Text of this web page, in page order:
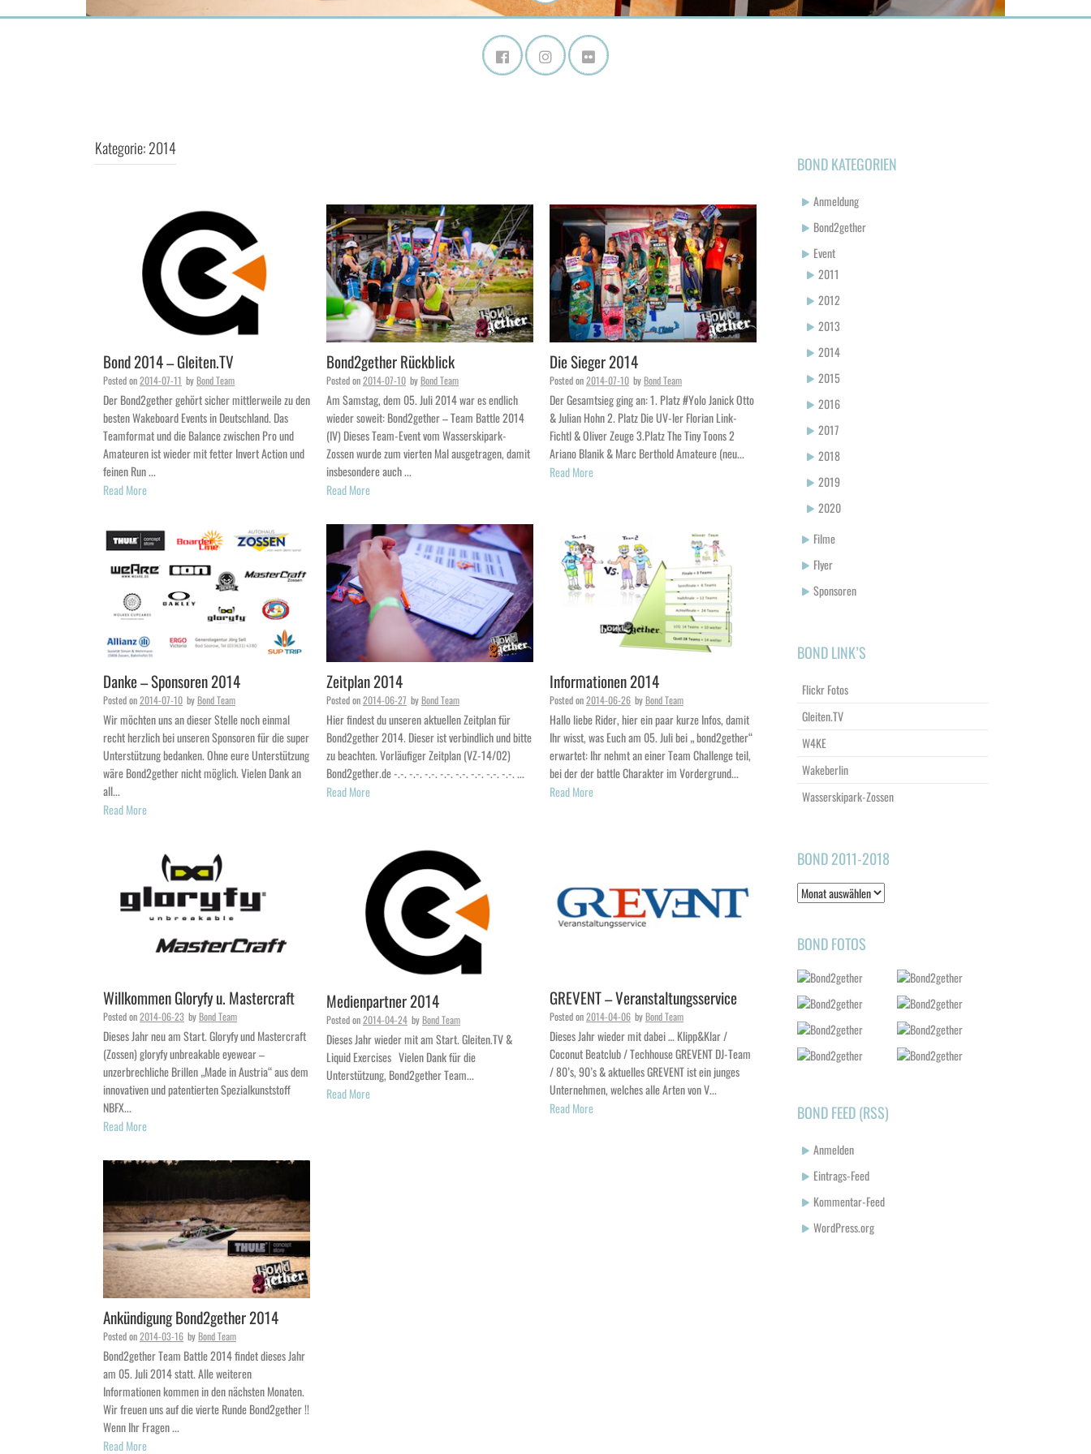
Kategorie:2014
Bond 2014 – Gleiten.TV
Posted on2014-07-11 byBond Team
Der Bond2gether gehört sicher mittlerweile zu den
besten Wakeboard Events in Deutschland. Das
Teamformat und die Balance zwischen Pro und
Amateuren ist wieder mit fetter Invert Action und
feinen Run ...
Read More
Bond2gether Rückblick
Posted on2014-07-10 byBond Team
Am Samstag, dem 05. Juli 2014 war es endlich
wieder soweit: Bond2gether – Team Battle 2014
(IV) Dieses Team-Event vom Wasserskipark-
Zossen wurde zum vierten Mal ausgetragen, damit
insbesondere auch ...
Read More
Die Sieger 2014
Posted on2014-07-10 byBond Team
Der Gesamtsieg ging an: 1. Platz #Yolo Janick Otto
& Julian Hohn 2. Platz Die UV-ler Florian Link-
Fichtl & Oliver Zeuge 3.Platz The Tiny Toons 2
Ariano Blanik & Marc Berthold Amateure (neu...
Read More
Danke – Sponsoren 2014
Posted on2014-07-10 byBond Team
Wir möchten uns an dieser Stelle noch einmal
recht herzlich bei unseren Sponsoren für die super
Unterstützung bedanken. Ohne eure Unterstützung
wäre Bond2gether nicht möglich. Vielen Dank an
all...
Read More
Zeitplan 2014
Posted on2014-06-27 byBond Team
Hier findest du unseren aktuellen Zeitplan für
Bond2gether 2014. Dieser ist verbindlich und bitte
zu beachten. Vorläufiger Zeitplan (VZ-14/02)
Bond2gether.de -.-. -.-. -.-. -.-. -.-. -.-. -.-. -.-. ...
Read More
Informationen 2014
Posted on2014-06-26 byBond Team
Hallo liebe Rider, hier ein paar kurze Infos, damit
Ihr wisst, was Euch am 05. Juli bei „ bond2gether“
erwartet: Ihr nehmt an einer Team Challenge teil,
bei der der battle Charakter im Vordergrund...
Read More
Willkommen Gloryfy u. Mastercraft
Posted on2014-06-23 byBond Team
Dieses Jahr neu am Start. Gloryfy und Mastercraft
(Zossen) gloryfy unbreakable eyewear –
unzerbrechliche Brillen „Made in Austria“ aus dem
innovativen und patentierten Spezialkunststoff
NBFX...
Read More
Medienpartner 2014
Posted on2014-04-24 byBond Team
Dieses Jahr wieder mit am Start. Gleiten.TV &
Liquid Exercises Vielen Dank für die
Unterstützung, Bond2gether Team...
Read More
GREVENT – Veranstaltungsservice
Posted on2014-04-06 byBond Team
Dieses Jahr wieder mit dabei … Klipp&Klar /
Coconut Beatclub / Techhouse GREVENT DJ-Team
/ 80’s, 90’s & aktuelles GREVENT ist ein junges
Unternehmen, welches alle Arten von V...
Read More
Ankündigung Bond2gether 2014
Posted on2014-03-16 byBond Team
Bond2gether Team Battle 2014 findet dieses Jahr
am 05. Juli 2014 statt. Alle weiteren
Informationen kommen in den nächsten Monaten.
Wir freuen uns auf die vierte Runde Bond2gether !!
Wenn Ihr Fragen ...
Read More
BOND KATEGORIEN
Anmeldung
Bond2gether
Event
2011
2012
2013
2014
2015
2016
2017
2018
2019
2020
Filme
Flyer
Sponsoren
BOND LINK’S
Flickr Fotos
Gleiten.TV
W4KE
Wakeberlin
Wasserskipark-Zossen
BOND 2011-2018
Bond
2011-
BOND FOTOS
BOND FEED (RSS)
Anmelden
Eintrags-Feed
Kommentar-Feed
WordPress.org